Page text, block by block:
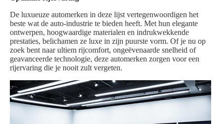
De luxueuze automerken in deze lijst vertegenwoordigen het
beste wat de auto-industrie te bieden heeft. Met hun elegante
ontwerpen, hoogwaardige materialen en indrukwekkende
prestaties, belichamen ze luxe in zijn puurste vorm. Of je nu op
zoek bent naar ultiem rijcomfort, ongeëvenaarde snelheid of
geavanceerde technologie, deze automerken zorgen voor een
rijervaring die je nooit zult vergeten.